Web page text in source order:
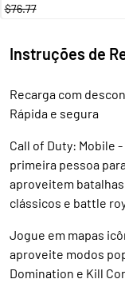
$76.77
Instruções de
Recarga com
Rápida e segura
Call of Duty: Mobile
primeira pessoa
aproveitem
clássicos e battle
Jogue em mapas
aproveite modos
Domination e Kill